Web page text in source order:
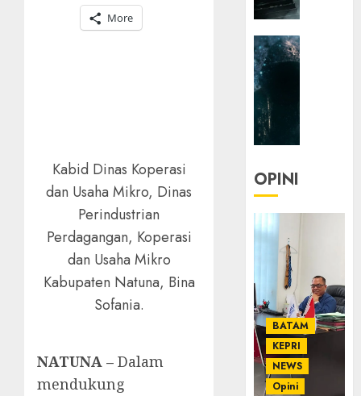
More
Kabid Dinas Koperasi
dan Usaha Mikro, Dinas
Perindustrian
Perdagangan, Koperasi
dan Usaha Mikro
Kabupaten Natuna, Bina
Sofania.
NATUNA – Dalam
mendukung
OPINI
BATAM
KEPRI
NEWS
Opini